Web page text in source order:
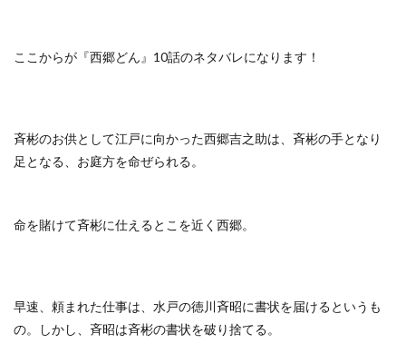
ここからが『西郷どん』10話のネタバレになります！
斉彬のお供として江戸に向かった西郷吉之助は、斉彬の手となり
足となる、お庭方を命ぜられる。
命を賭けて斉彬に仕えるとこを近く西郷。
早速、頼まれた仕事は、水戸の徳川斉昭に書状を届けるというも
の。しかし、斉昭は斉彬の書状を破り捨てる。